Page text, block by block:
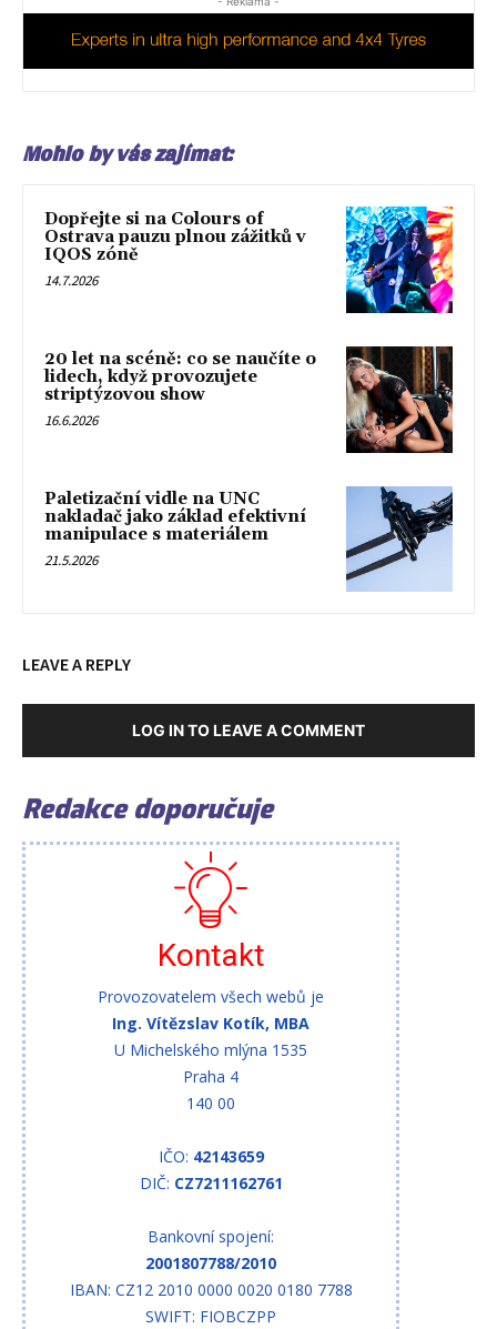
Mohlo by vás zajímat:
Dopřejte si na Colours of
Ostrava pauzu plnou zážitků v
IQOS zóně
14.7.2026
20 let na scéně: co se naučíte o
lidech, když provozujete
striptýzovou show
16.6.2026
Paletizační vidle na UNC
nakladač jako základ efektivní
manipulace s materiálem
21.5.2026
LEAVE A REPLY
LOG IN TO LEAVE A COMMENT
Redakce doporučuje
Kontakt
Provozovatelem všech webů je
Ing. Vítězslav Kotík, MBA
U Michelského mlýna 1535
Praha 4
140 00
IČO: 42143659
DIČ: CZ7211162761
Bankovní spojení:
2001807788/2010
IBAN: CZ12 2010 0000 0020 0180 7788
SWIFT: FIOBCZPP